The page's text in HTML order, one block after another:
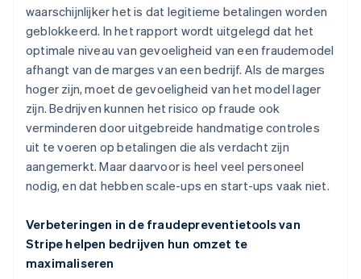
waarschijnlijker het is dat legitieme betalingen worden
geblokkeerd. In het rapport wordt uitgelegd dat het
optimale niveau van gevoeligheid van een fraudemodel
afhangt van de marges van een bedrijf. Als de marges
hoger zijn, moet de gevoeligheid van het model lager
zijn. Bedrijven kunnen het risico op fraude ook
verminderen door uitgebreide handmatige controles
uit te voeren op betalingen die als verdacht zijn
aangemerkt. Maar daarvoor is heel veel personeel
nodig, en dat hebben scale-ups en start-ups vaak niet.
Verbeteringen in de fraudepreventietools van
Stripe helpen bedrijven hun omzet te
maximaliseren
EnglishSvenska
Frankrijk
FrançaisEnglish
Gibraltar
English
Griekenland
English
Hongarije
English
Hongkong SAR, China
English 简体中文
Ierland
India
English
Italië
ItalianoEnglish